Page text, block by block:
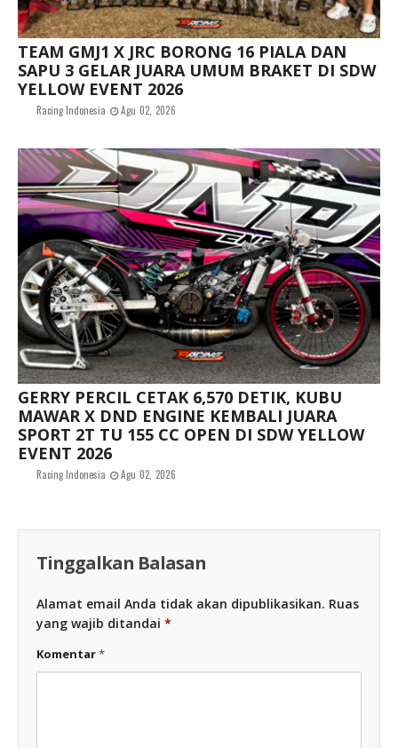
TEAM GMJ1 X JRC BORONG 16 PIALA DAN
SAPU 3 GELAR JUARA UMUM BRAKET DI SDW
YELLOW EVENT 2026
Racing Indonesia Agu 02, 2026
GERRY PERCIL CETAK 6,570 DETIK, KUBU
MAWAR X DND ENGINE KEMBALI JUARA
SPORT 2T TU 155 CC OPEN DI SDW YELLOW
EVENT 2026
Racing Indonesia Agu 02, 2026
Tinggalkan Balasan
Alamat email Anda tidak akan dipublikasikan. Ruas
yang wajib ditandai *
Komentar*